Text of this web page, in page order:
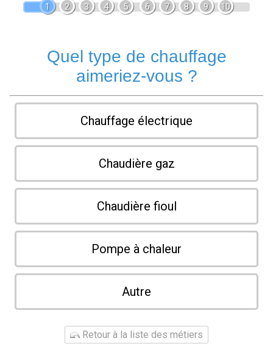
1 2 3 4 5 6 7 8 9 10
Quel type de chauffage
aimeriez-vous ?
Chauffage électrique
Chaudière gaz
Chaudière fioul
Pompe à chaleur
Autre
Retour à la liste des métiers